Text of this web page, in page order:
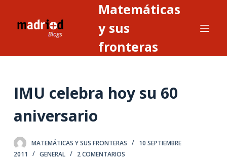
n
Matemáticas
y sus
fronteras
IMU celebra hoy su 60
aniversario
MATEMÁTICAS Y SUS FRONTERAS
10 SEPTIEMBRE
2011
GENERAL 2 COMENTARIOS